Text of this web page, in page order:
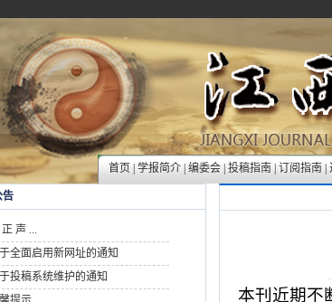
首页 学报简介 编委会 投稿指南 订阅指南
告
声 ...
全面启用新网址的通知
投稿系统维护的通知
本刊近期不